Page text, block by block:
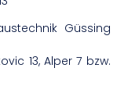
Güssing
13, Alper 7 bzw.